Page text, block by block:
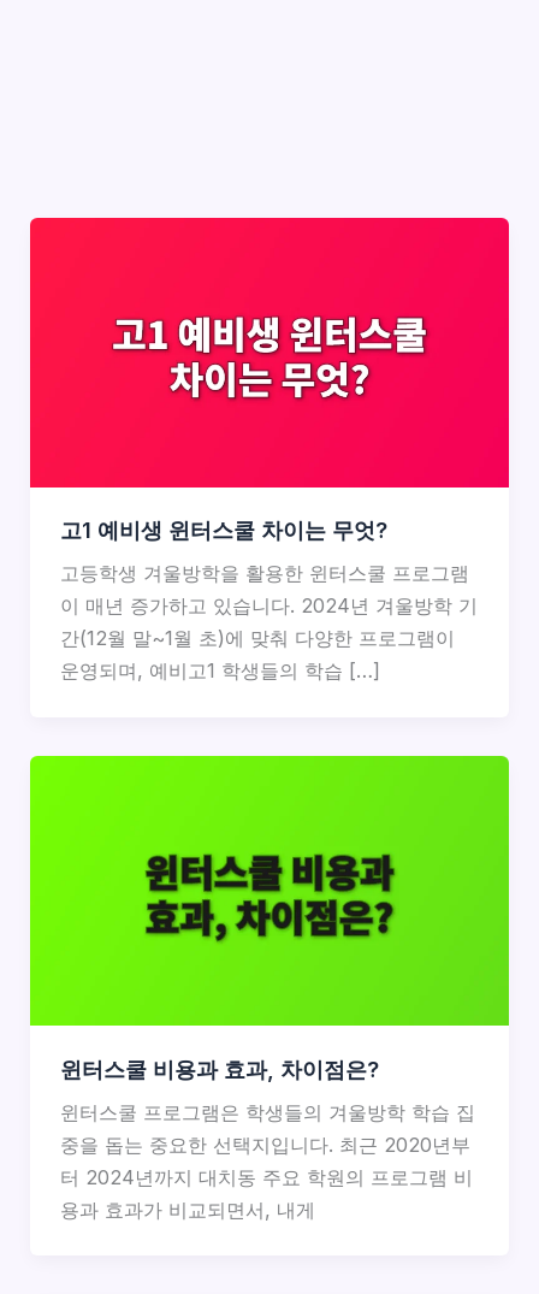
고1 예비생 윈터스쿨 차이는 무엇?
고등학생 겨울방학을 활용한 윈터스쿨 프로그램
이 매년 증가하고 있습니다. 2024년 겨울방학 기
간(12월 말~1월 초)에 맞춰 다양한 프로그램이
운영되며, 예비고1 학생들의 학습 […]
윈터스쿨 비용과 효과, 차이점은?
윈터스쿨 프로그램은 학생들의 겨울방학 학습 집
중을 돕는 중요한 선택지입니다. 최근 2020년부
터 2024년까지 대치동 주요 학원의 프로그램 비
용과 효과가 비교되면서, 내게